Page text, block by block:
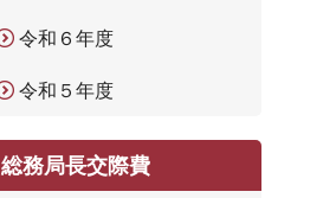
令和６年度
令和５年度
総務局長交際費